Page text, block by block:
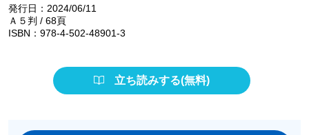
発行日：2024/06/11
Ａ５判 / 68頁
ISBN：978-4-502-48901-3
立ち読みする(無料)